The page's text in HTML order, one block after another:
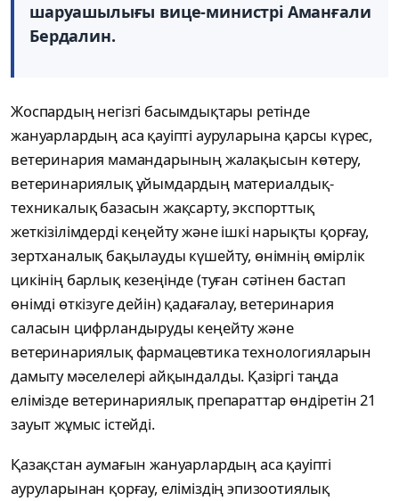
шаруашылығы вице-министрі Аманғали
Бердалин.
Жоспардың негізгі басымдықтары ретінде
жануарлардың аса қауіпті ауруларына қарсы күрес,
ветеринария мамандарының жалақысын көтеру,
ветеринариялық ұйымдардың материалдық-
техникалық базасын жақсарту, экспорттық
жеткізілімдерді кеңейту және ішкі нарықты қорғау,
зертханалық бақылауды күшейту, өнімнің өмірлік
цикінің барлық кезеңінде (туған сәтінен бастап
өнімді өткізуге дейін) қадағалау, ветеринария
саласын цифрландыруды кеңейту және
ветеринариялық фармацевтика технологияларын
дамыту мәселелері айқындалды. Қазіргі таңда
елімізде ветеринариялық препараттар өндіретін 21
зауыт жұмыс істейді.
Қазақстан аумағын жануарлардың аса қауіпті
ауруларынан қорғау, еліміздің эпизоотиялық